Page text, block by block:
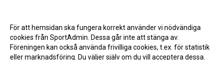
För att hemsidan ska fungera korrekt använder vi nödvändiga
cookies från SportAdmin. Dessa går inte att stänga av.
Föreningen kan också använda frivilliga cookies, t.ex. för statistik
eller marknadsföring. Du väljer själv om du vill acceptera dessa.